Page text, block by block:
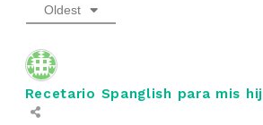
Oldest
Recetario Spanglish para mis